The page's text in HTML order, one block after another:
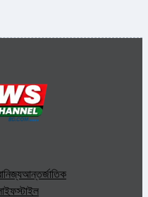
আন্তর্জাতিক